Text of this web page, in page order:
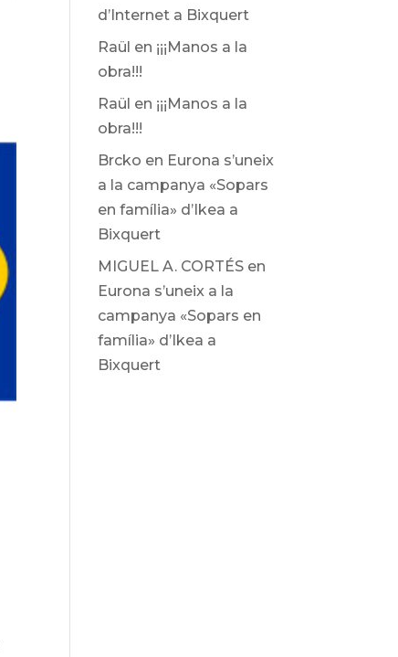
d’Internet a Bixquert
Raül en ¡¡¡Manos a la
obra!!!
Raül en ¡¡¡Manos a la
obra!!!
Brcko en Eurona s’uneix
a la campanya «Sopars
en família» d’Ikea ​​a
Bixquert
MIGUEL A. CORTÉS en
Eurona s’uneix a la
campanya «Sopars en
família» d’Ikea ​​a
Bixquert